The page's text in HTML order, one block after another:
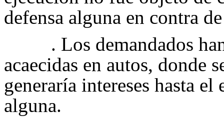
defensa alguna en contra
. Los demandados
acaecidas en autos, donde
generaría intereses hasta
alguna.